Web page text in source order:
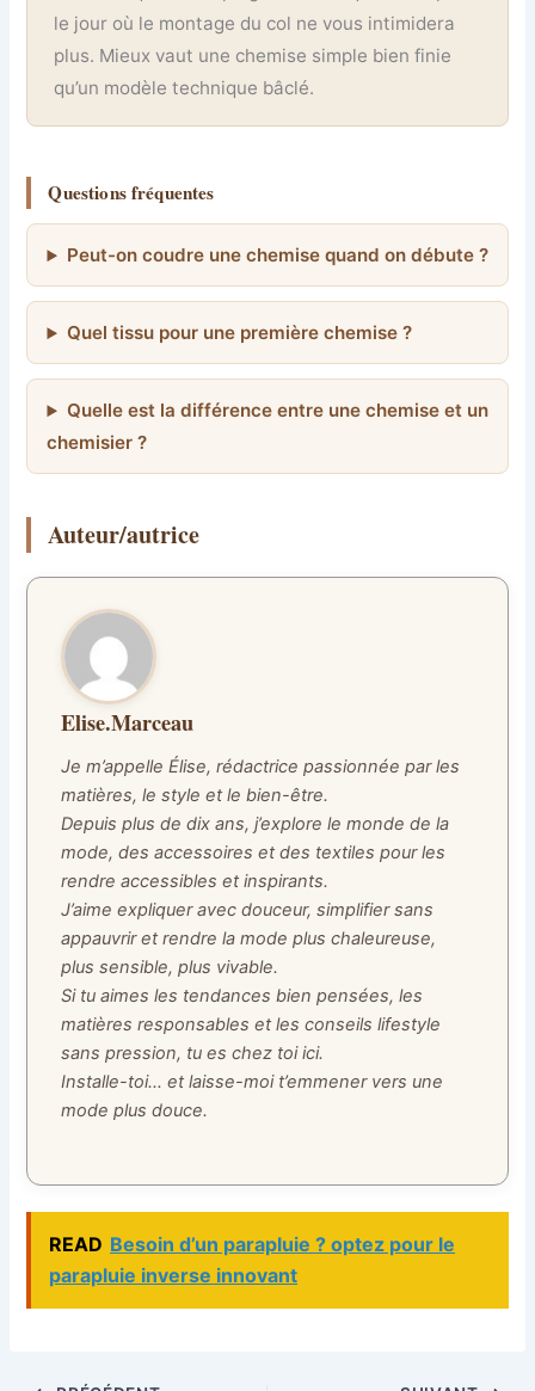
le jour où le montage du col ne vous intimidera
plus. Mieux vaut une chemise simple bien finie
qu’un modèle technique bâclé.
Questions fréquentes
Peut-on coudre une chemise quand on débute ?
Quel tissu pour une première chemise ?
Quelle est la différence entre une chemise et un
chemisier ?
Auteur/autrice
Elise.Marceau
Je m’appelle Élise, rédactrice passionnée par les
matières, le style et le bien-être.
Depuis plus de dix ans, j’explore le monde de la
mode, des accessoires et des textiles pour les
rendre accessibles et inspirants.
J’aime expliquer avec douceur, simplifier sans
appauvrir et rendre la mode plus chaleureuse,
plus sensible, plus vivable.
Si tu aimes les tendances bien pensées, les
matières responsables et les conseils lifestyle
sans pression, tu es chez toi ici.
Installe-toi… et laisse-moi t’emmener vers une
mode plus douce.
READ Besoin d’un parapluie ? optez pour le
parapluie inverse innovant